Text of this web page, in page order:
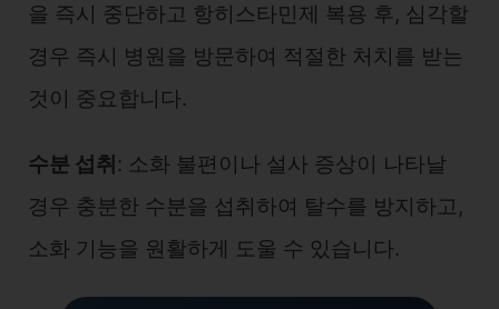
을 즉시 중단하고 항히스타민제 복용 후, 심각할
경우 즉시 병원을 방문하여 적절한 처치를 받는
것이 중요합니다.
수분 섭취 : 소화 불편이나 설사 증상이 나타날
경우 충분한 수분을 섭취하여 탈수를 방지하고,
소화 기능을 원활하게 도울 수 있습니다.